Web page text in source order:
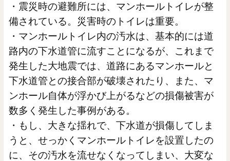
・震災時の避難所には、マンホールトイレが整
備されている。災害時のトイレは重要。
・マンホールトイレ内の汚水は、基本的には道
路内の下水道管に流すことになるが、これまで
発生した大地震では、道路にあるマンホールと
下水道管との接合部が破壊されたり、また、マ
ンホール自体が浮かび上がるなどの損傷被害が
数多く発生した事例がある。
・もし、大きな揺れで、下水道が損傷してしま
うと、せっかくマンホールトイレを設置したの
に、その汚水を流せなくなってしまい、大変な